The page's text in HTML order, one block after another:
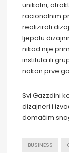
unikatni,
racionalnim
realizirati
ljepotu
nikad nije
instituta ili
nakon prve
Svi Gazzdini
dizajneri i
domaćim
BUSINESS